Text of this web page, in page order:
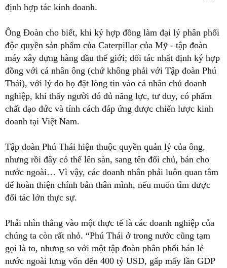
định hợp tác kinh doanh.
Ông Đoàn cho biết, khi ký hợp đồng làm đại lý phân phối
độc quyền sản phẩm của Caterpillar của Mỹ - tập đoàn
máy xây dựng hàng đầu thế giới; đối tác nhất định ký hợp
đồng với cá nhân ông (chứ không phải với Tập đoàn Phú
Thái), với lý do họ đặt lòng tin vào cá nhân chủ doanh
nghiệp, khi thấy người đó đủ năng lực, tư duy, có phẩm
chất đạo đức và tính cách đáp ứng được chiến lược kinh
doanh tại Việt Nam.
Tập đoàn Phú Thái hiện thuộc quyền quản lý của ông,
nhưng rồi đây có thể lên sàn, sang tên đổi chủ, bán cho
nước ngoài… Vì vậy, các doanh nhân phải luôn quan tâm
để hoàn thiện chính bản thân mình, nếu muốn tìm được
đối tác lớn thực sự.
Phải nhìn thẳng vào một thực tế là các doanh nghiệp của
chúng ta còn rất nhỏ. “Phú Thái ở trong nước cũng tạm
gọi là to, nhưng so với một tập đoàn phân phối bán lẻ
nước ngoài lưng vốn đến 400 tỷ USD, gấp mấy lần GDP